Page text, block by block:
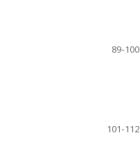
89-100
101-112